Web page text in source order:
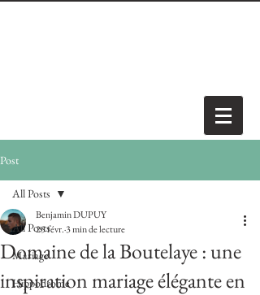
Post
All Posts
Mariage
Hippodrome
All Posts
Domaine de la Boutelaye : une
inspiration mariage élégante en
Benjamin DUPUY
25 févr.3 min de lecture